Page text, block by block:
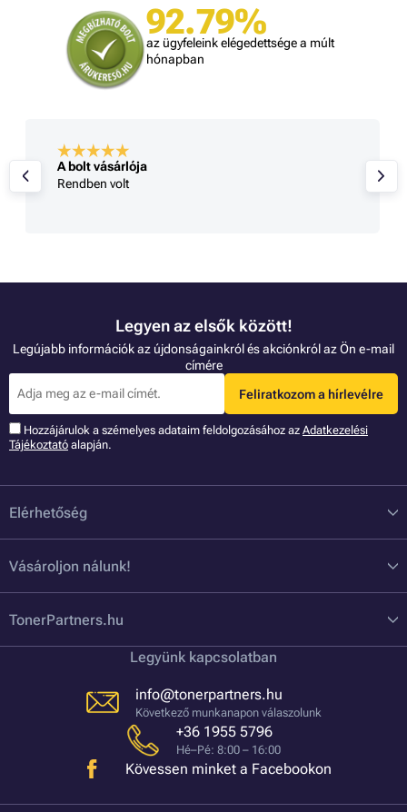
92.79%
az ügyfeleink elégedettsége a múlt
hónapban
A bolt vásárlója
Rendben volt
Legyen az elsők között!
Legújabb információk az újdonságainkról és akciónkról az Ön e-mail
címére
Feliratkozom a hírlevélre
Hozzájárulok a szémelyes adataim feldolgozásához az Adatkezelési
Tájékoztató alapján.
Elérhetőség
Vásároljon nálunk!
TonerPartners.hu
Legyünk kapcsolatban
info@tonerpartners.hu
Következő munkanapon válaszolunk
+36 1955 5796
Hé–Pé: 8:00 – 16:00
Kövessen minket a Facebookon